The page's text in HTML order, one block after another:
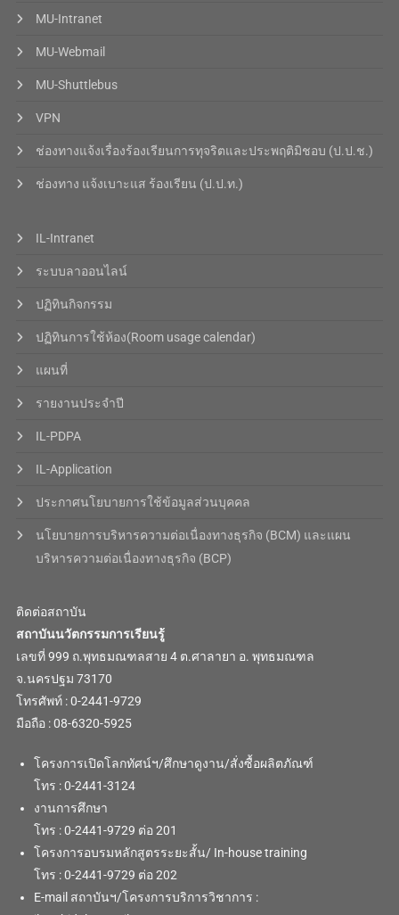
MU-Intranet
MU-Webmail
MU-Shuttlebus
VPN
ช่องทางแจ้งเรื่องร้องเรียนการทุจริตและประพฤติมิชอบ (ป.ป.ช.)
ช่องทาง แจ้งเบาะแส ร้องเรียน (ป.ป.ท.)
IL-Intranet
ระบบลาออนไลน์
ปฏิทินกิจกรรม
ปฏิทินการใช้ห้อง(Room usage calendar)
แผนที่
รายงานประจำปี
IL-PDPA
IL-Application
ประกาศนโยบายการใช้ข้อมูลส่วนบุคคล
นโยบายการบริหารความต่อเนื่องทางธุรกิจ (BCM) และแผน
บริหารความต่อเนื่องทางธุรกิจ (BCP)
ติดต่อสถาบัน
สถาบันนวัตกรรมการเรียนรู้
เลขที่ 999 ถ.พุทธมณฑลสาย 4 ต.ศาลายา อ. พุทธมณฑล
จ.นครปฐม 73170
โทรศัพท์ : 0-2441-9729
มือถือ : 08-6320-5925
โครงการเปิดโลกทัศน์ฯ/ศึกษาดูงาน/สั่งซื้อผลิตภัณฑ์
โทร : 0-2441-3124
งานการศึกษา
โทร : 0-2441-9729 ต่อ 201
โครงการอบรมหลักสูตรระยะสั้น/ In-house training
โทร : 0-2441-9729 ต่อ 202
E-mail สถาบันฯ/โครงการบริการวิชาการ :